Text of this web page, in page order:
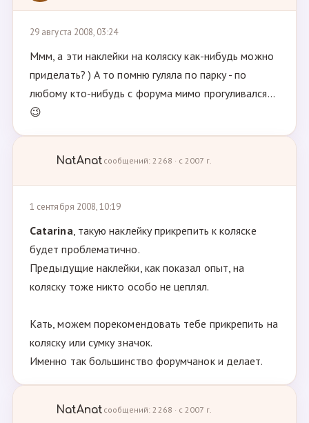
29 августа 2008, 03:24
Ммм, а эти наклейки на коляску как-нибудь можно
приделать? ) А то помню гуляла по парку - по
любому кто-нибудь с форума мимо прогуливался...
😉
NatAnat сообщений: 2268 · с 2007 г.
1 сентября 2008, 10:19
Catarina, такую наклейку прикрепить к коляске
будет проблематично.
Предыдущие наклейки, как показал опыт, на
коляску тоже никто особо не цеплял.
Кать, можем порекомендовать тебе прикрепить на
коляску или сумку значок.
Именно так большинство форумчанок и делает.
NatAnat сообщений: 2268 · с 2007 г.